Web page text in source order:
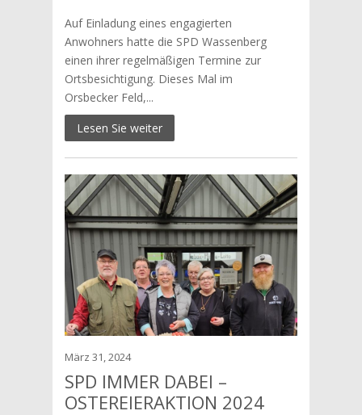
Auf Einladung eines engagierten
Anwohners hatte die SPD Wassenberg
einen ihrer regelmäßigen Termine zur
Ortsbesichtigung. Dieses Mal im
Orsbecker Feld,...
Lesen Sie weiter
März 31, 2024
SPD IMMER DABEI –
OSTEREIERAKTION 2024